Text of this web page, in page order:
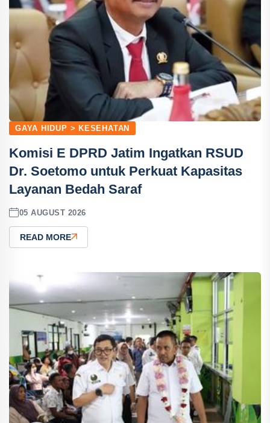
GAYA HIDUP > KESEHATAN
Komisi E DPRD Jatim Ingatkan RSUD
Dr. Soetomo untuk Perkuat Kapasitas
Layanan Bedah Saraf
05 AUGUST 2026
READ MORE